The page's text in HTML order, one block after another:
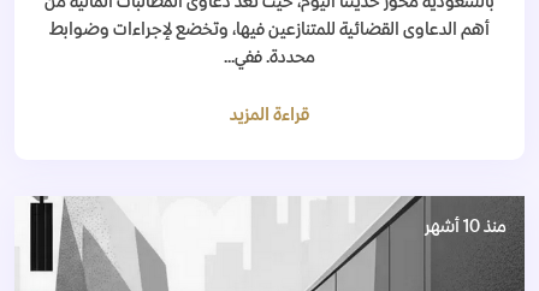
أهم الدعاوى القضائية للمتنازعين فيها، وتخضع لإجراءات وضوابط
محددة. ففي...
قراءة المزيد
منذ 10 أشهر